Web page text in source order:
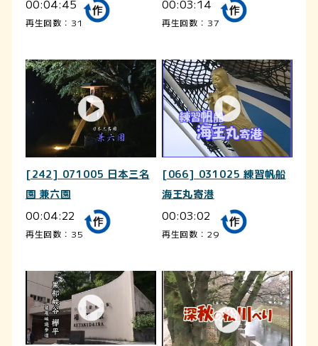
00:04:45
再生回数：31
00:03:14
再生回数：37
[242] 071005 日本三名
園 兼六園
00:04:22
再生回数：35
[066] 031025 練習帆船
海王丸寄港
00:03:02
再生回数：29